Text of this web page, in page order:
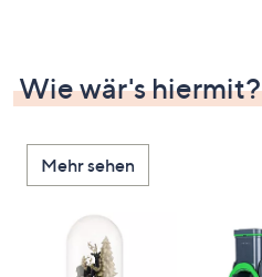
Wie wär's hiermit?
Mehr sehen